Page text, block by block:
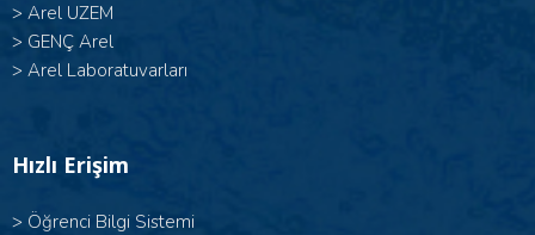
> Arel UZEM
> GENÇ Arel
> Arel Laboratuvarları
Hızlı Erişim
> Öğrenci Bilgi Sistemi